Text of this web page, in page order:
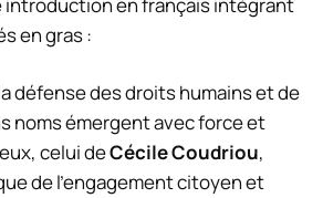
en gras :
défense des droits humains et de
noms émergent avec force et
celui deCécile Coudriou,
de l’engagement citoyen et